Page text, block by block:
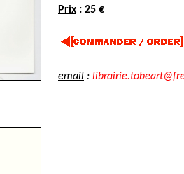
Prix : 25 €
email :